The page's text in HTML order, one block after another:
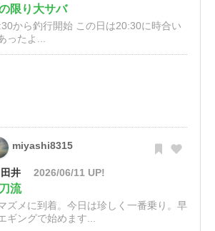
限り大サバ
から釣行開始 この日は20:30に時合い
ったよ...
miyashi8315
田井 2026/06/11 UP!
流
ズメに到着。今日は珍しく一番乗り。早
ギングで始めます...